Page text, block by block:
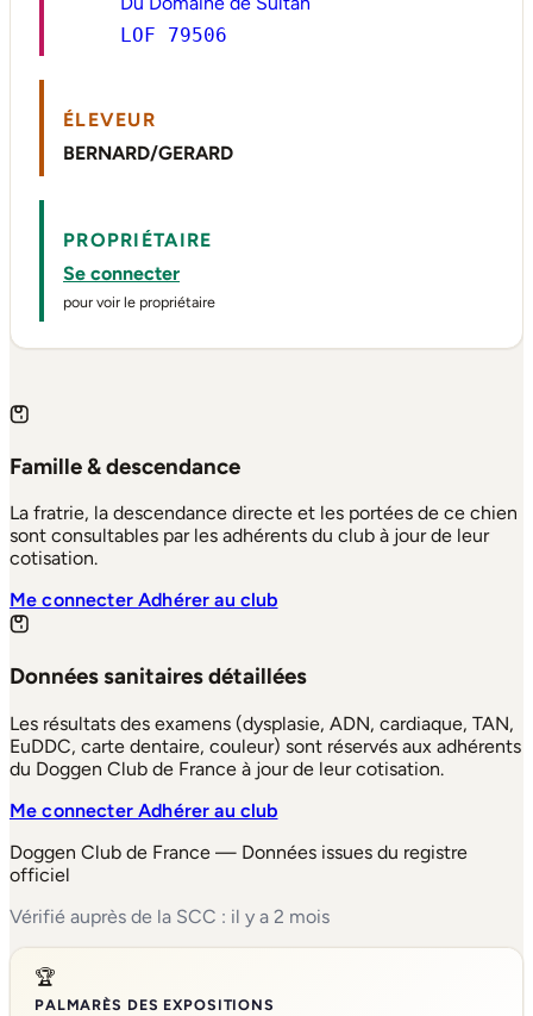
LOF 79506
ÉLEVEUR
BERNARD/GERARD
PROPRIÉTAIRE
Se connecter
pour voir le propriétaire
Famille & descendance
La fratrie, la descendance directe et les portées de ce chien
sont consultables par les adhérents du club à jour de leur
cotisation.
Me connecterAdhérer au club
Données sanitaires détaillées
Les résultats des examens (dysplasie, ADN, cardiaque, TAN,
EuDDC, carte dentaire, couleur) sont réservés aux adhérents
du Doggen Club de France à jour de leur cotisation.
Me connecterAdhérer au club
Doggen Club de France — Données issues du registre
officiel
Vérifié auprès de la SCC : il y a 2 mois
🏆
PALMARÈS DES EXPOSITIONS